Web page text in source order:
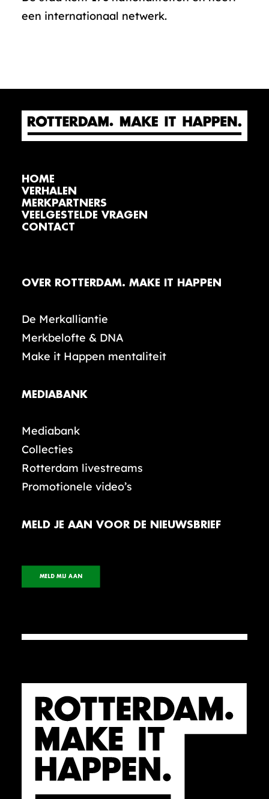
een internationaal netwerk.
HOME
VERHALEN
MERKPARTNERS
VEELGESTELDE VRAGEN
CONTACT
OVER ROTTERDAM. MAKE IT HAPPEN
De Merkalliantie
Merkbelofte & DNA
Make it Happen mentaliteit
MEDIABANK
Mediabank
Collecties
Rotterdam livestreams
Promotionele video’s
MELD JE AAN VOOR DE NIEUWSBRIEF
MELD MIJ AAN